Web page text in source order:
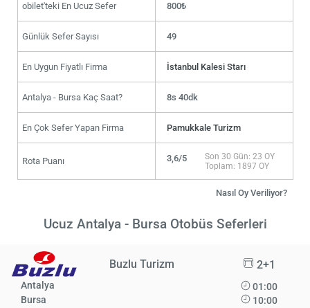
obilet'teki En Ucuz Sefer 800₺
Günlük Sefer Sayısı 49
En Uygun Fiyatlı Firma İstanbul Kalesi Starı
Antalya - Bursa Kaç Saat? 8s 40dk
En Çok Sefer Yapan Firma Pamukkale Turizm
Rota Puanı 3,6/5
Son 30 Gün: 23 OY
Toplam: 1897 OY
Nasıl Oy Veriliyor?
Ucuz Antalya - Bursa Otobüs Seferleri
Buzlu Turizm 2+1
Antalya
Bursa
01:00
10:00